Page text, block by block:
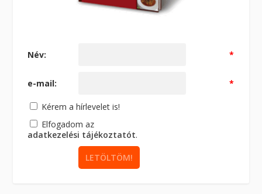
Név: *
e-mail: *
Kérem a hírlevelet is!
Elfogadom az
adatkezelési tájékoztatót.